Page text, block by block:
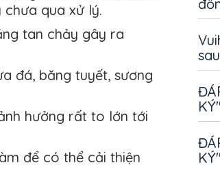
chưa qua xử lý.
tan chảy gây ra
đá, băng tuyết, sương
hưởng rất to lớn tới
để có thể cải thiện